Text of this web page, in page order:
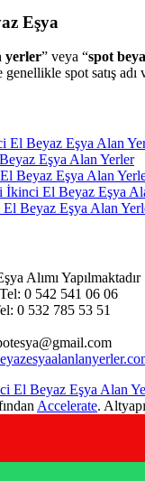
Eşya
yerler” veya “spot
genellikle spot satış
El Beyaz Eşya Alan
Eşya Alan Yerler
Beyaz Eşya Alan
İkinci El Beyaz Eşya
Beyaz Eşya Alan
Alımı Yapılmaktadır
0 542 541 06 06
0 532 785 53 51
El Beyaz Eşya Alan
Accelerate. Altyapı